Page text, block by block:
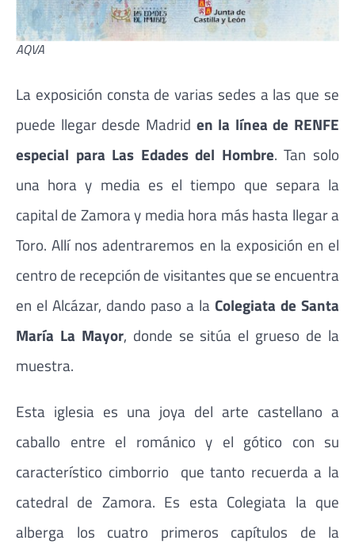
AQVA
La exposición consta de varias sedes a las que se
puede llegar desde Madrid en la línea de RENFE
especial para Las Edades del Hombre. Tan solo
una hora y media es el tiempo que separa la
capital de Zamora y media hora más hasta llegar a
Toro. Allí nos adentraremos en la exposición en el
centro de recepción de visitantes que se encuentra
en el Alcázar, dando paso a la Colegiata de Santa
María La Mayor, donde se sitúa el grueso de la
muestra.
Esta iglesia es una joya del arte castellano a
caballo entre el románico y el gótico con su
característico cimborrio que tanto recuerda a la
catedral de Zamora. Es esta Colegiata la que
alberga los cuatro primeros capítulos de la